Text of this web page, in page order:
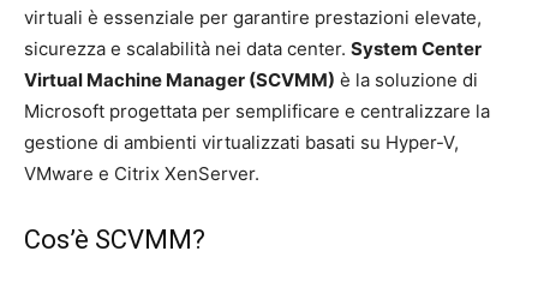
virtuali è essenziale per garantire prestazioni elevate,
sicurezza e scalabilità nei data center. System Center
Virtual Machine Manager (SCVMM) è la soluzione di
Microsoft progettata per semplificare e centralizzare la
gestione di ambienti virtualizzati basati su Hyper-V,
VMware e Citrix XenServer.
Cos’è SCVMM?